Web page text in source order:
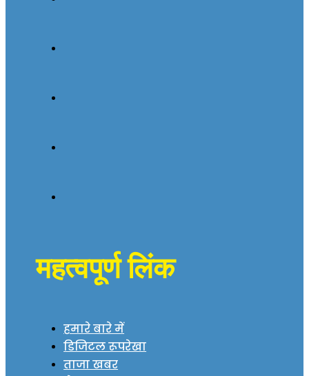
महत्वपूर्ण लिंक
हमारे बारे में
डिजिटल रूपरेखा
ताजा खबर